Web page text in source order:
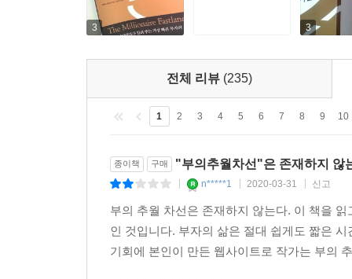
3 3
전체 리뷰 (235)
1 2 3 4 5 6 7 8 9 10
종이책 구매 "부의추월차선"은 존재하지 않
n*****1 2020-03-31 신고
부의 추월 차선은 존재하지 않는다. 이 책을
인 것입니다. 부자의 삶은 절대 쉽게도 짧은
기회에 본인이 만든 웹사이트로 작가는 부의